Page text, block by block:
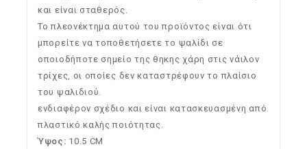
και είναι σταθερός.
Το πλεονέκτημα αυτού του προϊόντος είναι ότι
μπορείτε να τοποθετήσετε το ψαλίδι σε
οποιοδήποτε σημείο της θηκης χάρη στις νάιλον
τρίχες, οι οποίες δεν καταστρέφουν το πλαίσιο
του ψαλιδιού.
ενδιαφέρον σχέδιο και είναι κατασκευασμένη από
πλαστικό καλής ποιότητας.
Ύψος: 10.5 CM